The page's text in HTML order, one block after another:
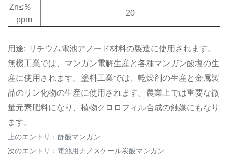
Zn≤％
ppm
20
用途: リチウム電池アノード材料の製造に使用されます。
無機工業では、マンガン電解生産と各種マンガン酸塩の生
産に使用されます。塗料工業では、乾燥剤の生産と金属製
品のリン化物の生産に使用されます。農業上では重要な微
量元素肥料になり、植物クロロフィル合成の触媒にもなり
ます。
上のエントリ： 酢酸マンガン
次のエントリ： 電池用ナノスケール炭酸マンガン